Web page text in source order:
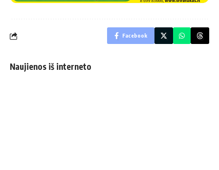
Facebook
Naujienos iš interneto